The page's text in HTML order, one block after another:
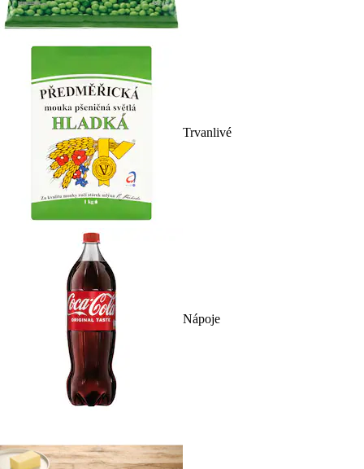
Trvanlivé
Nápoje